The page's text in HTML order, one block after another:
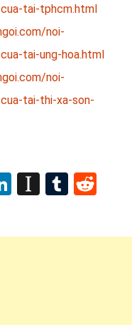
tai-tphcm.html
noi-
tai-ung-hoa.html
noi-
tai-thi-xa-son-
LinkedIn